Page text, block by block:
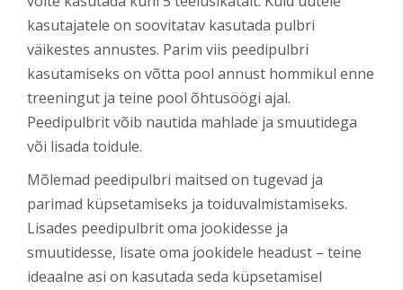
kasutajatele on soovitatav kasutada pulbri
väikestes annustes. Parim viis peedipulbri
kasutamiseks on võtta pool annust hommikul enne
treeningut ja teine pool õhtusöögi ajal.
Peedipulbrit võib nautida mahlade ja smuutidega
või lisada toidule.
Mõlemad peedipulbri maitsed on tugevad ja
parimad küpsetamiseks ja toiduvalmistamiseks.
Lisades peedipulbrit oma jookidesse ja
smuutidesse, lisate oma jookidele headust – teine
ideaalne asi on kasutada seda küpsetamisel